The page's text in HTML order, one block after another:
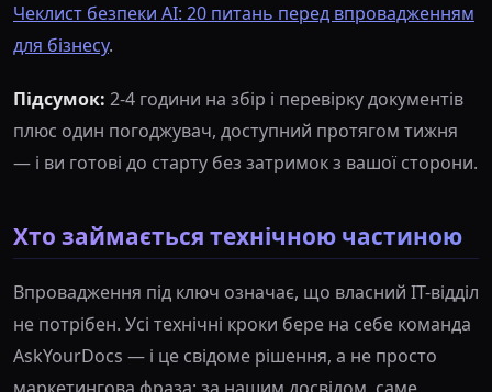
Чеклист безпеки AI: 20 питань перед впровадженням
для бізнесу.
Підсумок: 2-4 години на збір і перевірку документів
плюс один погоджувач, доступний протягом тижня
— і ви готові до старту без затримок з вашої сторони.
Хто займається технічною частиною
Впровадження під ключ означає, що власний IT-відділ
не потрібен. Усі технічні кроки бере на себе команда
AskYourDocs — і це свідоме рішення, а не просто